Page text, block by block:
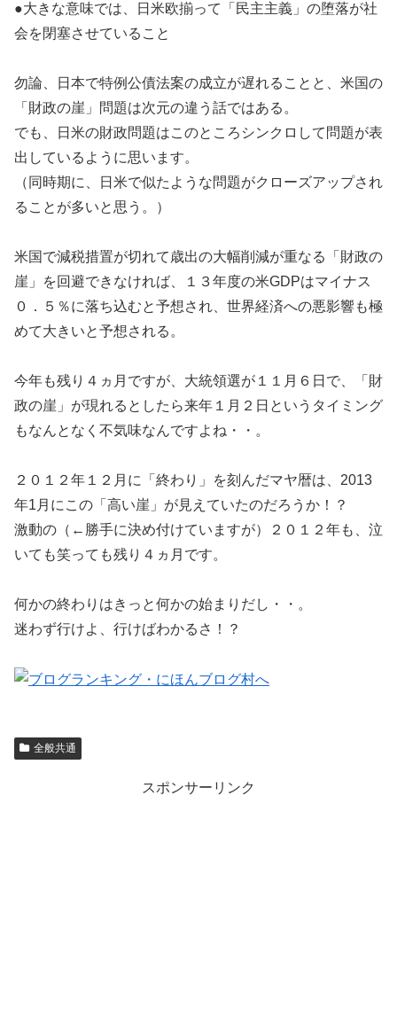
●大きな意味では、日米欧揃って「民主主義」の堕落が社
会を閉塞させていること
勿論、日本で特例公債法案の成立が遅れることと、米国の
「財政の崖」問題は次元の違う話ではある。
でも、日米の財政問題はこのところシンクロして問題が表
出しているように思います。
（同時期に、日米で似たような問題がクローズアップされ
ることが多いと思う。）
米国で減税措置が切れて歳出の大幅削減が重なる「財政の
崖」を回避できなければ、１３年度の米GDPはマイナス
０．５％に落ち込むと予想され、世界経済への悪影響も極
めて大きいと予想される。
今年も残り４ヵ月ですが、大統領選が１１月６日で、「財
政の崖」が現れるとしたら来年１月２日というタイミング
もなんとなく不気味なんですよね・・。
２０１２年１２月に「終わり」を刻んだマヤ暦は、2013
年1月にこの「高い崖」が見えていたのだろうか！？
激動の（←勝手に決め付けていますが）２０１２年も、泣
いても笑っても残り４ヵ月です。
何かの終わりはきっと何かの始まりだし・・。
迷わず行けよ、行けばわかるさ！？
全般共通
スポンサーリンク